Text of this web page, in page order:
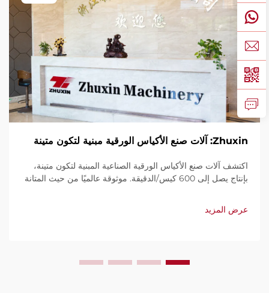
Zhuxin: آلات صنع الأكياس الورقية مبنية لتكون متينة
اكتشف آلات صنع الأكياس الورقية الصناعية المبنية لتكون متينة،
بإنتاج يصل إلى 600 كيس/الدقيقة. موثوقة عالميًا من حيث المتانة
وخدمة سريعة. اطلب عرض سعر اليوم.
عرض المزيد